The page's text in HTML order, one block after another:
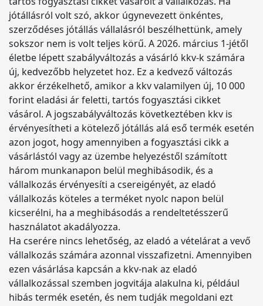
jótállásról volt szó, akkor úgynevezett önkéntes,
szerződéses jótállás vállalásról beszélhettünk, amely
sokszor nem is volt teljes körű. A 2026. március 1-jétől
életbe lépett szabályváltozás a vásárló kkv-k számára
új, kedvezőbb helyzetet hoz. Ez a kedvező változás
akkor érzékelhető, amikor a kkv valamilyen új, 10 000
forint eladási ár feletti, tartós fogyasztási cikket
vásárol. A jogszabályváltozás következtében kkv is
érvényesítheti a kötelező jótállás alá eső termék esetén
azon jogot, hogy amennyiben a fogyasztási cikk a
vásárlástól vagy az üzembe helyezéstől számított
három munkanapon belül meghibásodik, és a
vállalkozás érvényesíti a csereigényét, az eladó
vállalkozás köteles a terméket nyolc napon belül
kicserélni, ha a meghibásodás a rendeltetésszerű
használatot akadályozza.
Ha cserére nincs lehetőség, az eladó a vételárat a vevő
vállalkozás számára azonnal visszafizetni. Amennyiben
ezen vásárlása kapcsán a kkv-nak az eladó
vállalkozással szemben jogvitája alakulna ki, például
hibás termék esetén, és nem tudják megoldani ezt